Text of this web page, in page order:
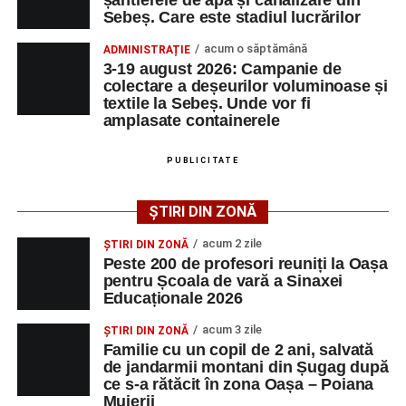
de a evolua împreună în fața publicului.
Organizatorii au transmis că recitalul de la Sebeș
reprezintă doar începutul unei serii de concerte care vor
avea loc pe parcursul taberei, oferind comunității din
județul Alba ocazia de a descoperi tineri interpreți talentați
natură și patrimoniul local, iar lucrările sale sunt apreciate
pentru sensibilitatea cromatică și expresivitatea artistică.
Noua expoziție oferă publicului ocazia de a descoperi
cele mai recente creații ale artistului și reprezintă o nouă
invitație la întâlnirea cu arta într-un spațiu accesibil
Adaugă-ne ca sursă preferată
Urmărește-ne pe Google News
Ultimele știri din Sebeș
Primul concert din cadrul String Symphonic Camp
2026 a adus emoție și aplauze la Sebeș
Sebeș. Care este stadiul lucrărilor
ADMINISTRAȚIE acum o săptămână
3-19 august 2026: Campanie de
colectare a deșeurilor voluminoase și
textile la Sebeș. Unde vor fi
amplasate containerele
PUBLICITATE
ȘTIRI DIN ZONĂ
ȘTIRI DIN ZONĂ acum 2 zile
Peste 200 de profesori reuniți la Oașa
pentru Școala de vară a Sinaxei
Educaționale 2026
ȘTIRI DIN ZONĂ acum 3 zile
Familie cu un copil de 2 ani, salvată
de jandarmii montani din Șugag după
ce s-a rătăcit în zona Oașa – Poiana
Muierii